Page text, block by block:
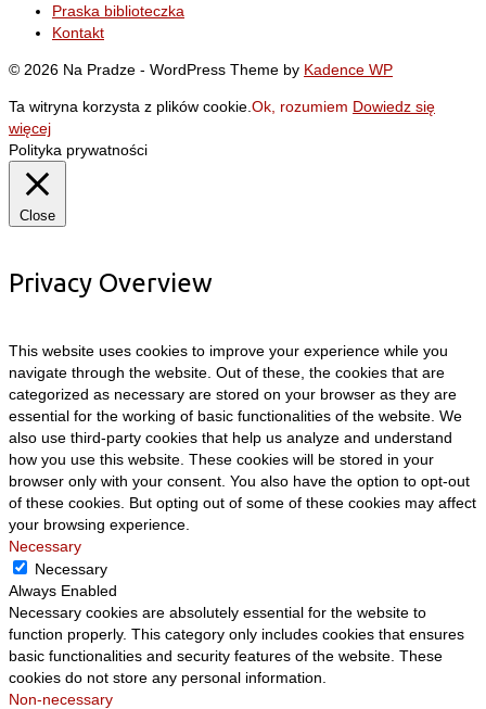
Praska biblioteczka
Kontakt
© 2026 Na Pradze - WordPress Theme by Kadence WP
Ta witryna korzysta z plików cookie. Ok, rozumiem Dowiedz się
więcej
Polityka prywatności
Close
Privacy Overview
This website uses cookies to improve your experience while you
navigate through the website. Out of these, the cookies that are
categorized as necessary are stored on your browser as they are
essential for the working of basic functionalities of the website. We
also use third-party cookies that help us analyze and understand
how you use this website. These cookies will be stored in your
browser only with your consent. You also have the option to opt-out
of these cookies. But opting out of some of these cookies may affect
your browsing experience.
Necessary
Necessary
Always Enabled
Necessary cookies are absolutely essential for the website to
function properly. This category only includes cookies that ensures
basic functionalities and security features of the website. These
cookies do not store any personal information.
Non-necessary